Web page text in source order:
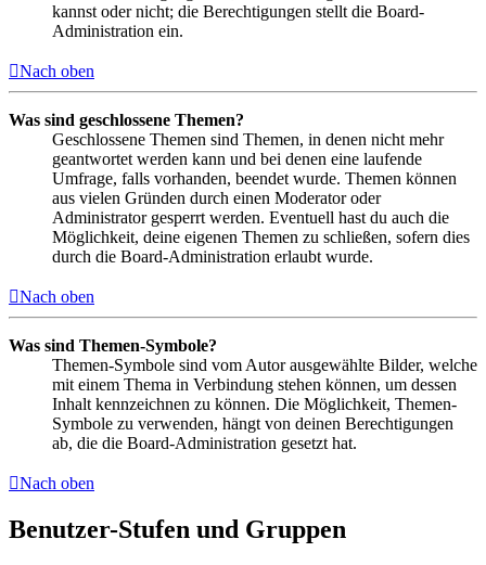
kannst oder nicht; die Berechtigungen stellt die Board-
Administration ein.
Nach oben
Was sind geschlossene Themen?
Geschlossene Themen sind Themen, in denen nicht mehr
geantwortet werden kann und bei denen eine laufende
Umfrage, falls vorhanden, beendet wurde. Themen können
aus vielen Gründen durch einen Moderator oder
Administrator gesperrt werden. Eventuell hast du auch die
Möglichkeit, deine eigenen Themen zu schließen, sofern dies
durch die Board-Administration erlaubt wurde.
Nach oben
Was sind Themen-Symbole?
Themen-Symbole sind vom Autor ausgewählte Bilder, welche
mit einem Thema in Verbindung stehen können, um dessen
Inhalt kennzeichnen zu können. Die Möglichkeit, Themen-
Symbole zu verwenden, hängt von deinen Berechtigungen
ab, die die Board-Administration gesetzt hat.
Nach oben
Benutzer-Stufen und Gruppen